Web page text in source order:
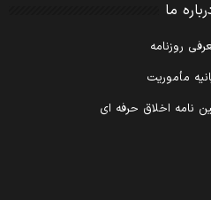
ما
روزنامه
مأموریت
نامه اخلاق حرفه ای